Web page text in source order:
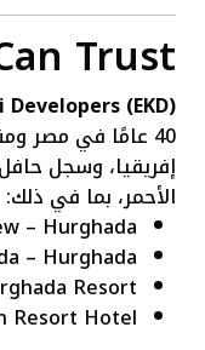
Trust
Developers (EKD)
40 عامًا في مصر
إفريقيا، وسجل حافل
الأحمر، بما في ذلك:
– Hurghada
– Hurghada
Resort
Resort Hotel